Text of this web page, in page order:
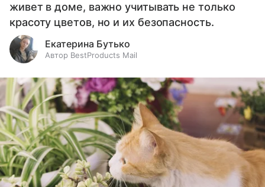
живет в доме, важно учитывать не только
красоту цветов, но и их безопасность.
Екатерина Бутько
Автор BestProducts Mail